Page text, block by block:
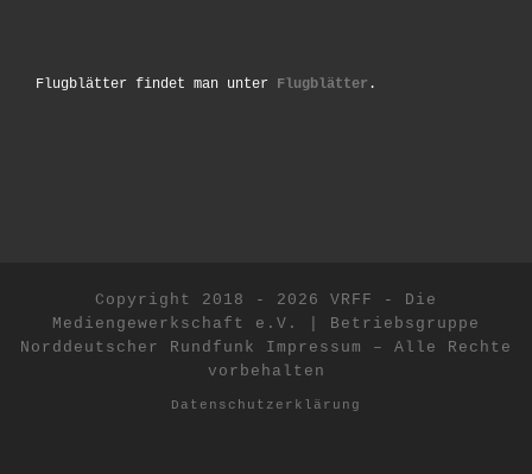
Flugblätter findet man unter Flugblätter .
Copyright 2018 - 2026 VRFF - Die
Mediengewerkschaft e.V. | Betriebsgruppe
Norddeutscher Rundfunk
Impressum –
Alle Rechte
vorbehalten
Datenschutzerklärung